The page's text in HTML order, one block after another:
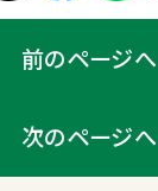
前のページへ
次のページへ